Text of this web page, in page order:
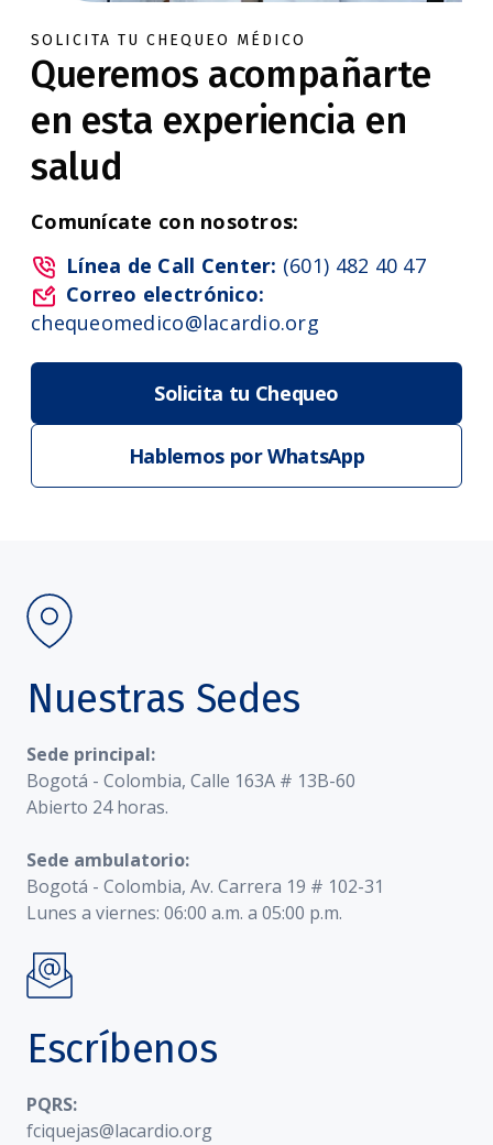
SOLICITA TU CHEQUEO MÉDICO
Queremos acompañarte
en esta experiencia en
salud
Comunícate con nosotros:
Línea de Call Center: (601) 482 40 47
Correo electrónico:
chequeomedico@lacardio.org
Solicita tu Chequeo
Hablemos por WhatsApp
Nuestras Sedes
Sede principal:
Bogotá - Colombia, Calle 163A # 13B-60
Abierto 24 horas.
Sede ambulatorio:
Bogotá - Colombia, Av. Carrera 19 # 102-31
Lunes a viernes: 06:00 a.m. a 05:00 p.m.
Escríbenos
PQRS:
fciquejas@lacardio.org